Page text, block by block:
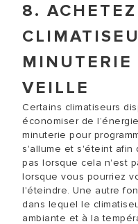
8.
MINUTERIE
VEILLE
Certains climatiseurs
économiser de
minuterie pour
s'allume et s'éteint afin
pas lorsque cela n'est
lorsque vous pourriez
l'éteindre. Une autre
dans lequel le
ambiante et à la